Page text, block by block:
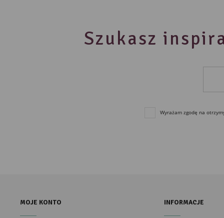
Szukasz
Wyrażam zgodę na
MOJE KONTO INFORMACJE